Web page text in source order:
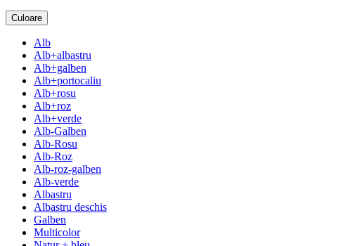
Culoare
Alb
Alb+albastru
Alb+galben
Alb+portocaliu
Alb+rosu
Alb+roz
Alb+verde
Alb-Galben
Alb-Rosu
Alb-Roz
Alb-roz-galben
Alb-verde
Albastru
Albastru deschis
Galben
Multicolor